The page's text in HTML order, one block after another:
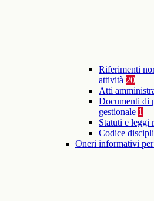
Riferimenti
attività 20
Atti
Documenti di
gestionale 1
Statuti e leggi
Codice
Oneri informativi